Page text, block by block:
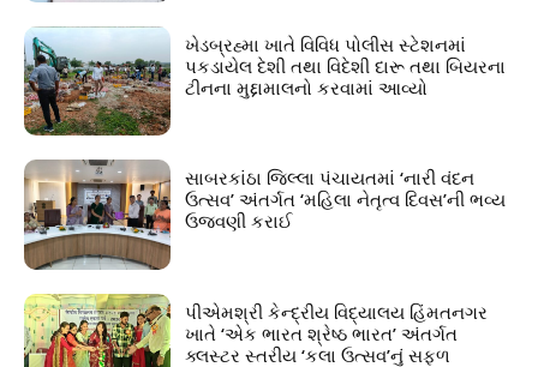
ખેડબ્રહ્મા ખાતે વિવિધ પોલીસ સ્ટેશનમાં
પકડાયેલ દેશી તથા વિદેશી દારૂ તથા બિયરના
ટીનના મુદ્દામાલનો કરવામાં આવ્યો
સાબરકાંઠા જિલ્લા પંચાયતમાં ‘નારી વંદન
ઉત્સવ’ અંતર્ગત ‘મહિલા નેતૃત્વ દિવસ’ની ભવ્ય
ઉજવણી કરાઈ
પીએમશ્રી કેન્દ્રીય વિદ્યાલય હિંમતનગર
ખાતે ‘એક ભારત શ્રેષ્ઠ ભારત’ અંતર્ગત
ક્લસ્ટર સ્તરીય ‘કલા ઉત્સવ’નું સફળ